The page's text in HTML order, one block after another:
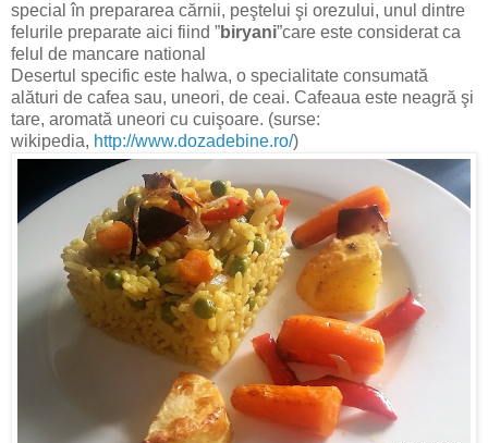
special în prepararea cărnii, peştelui şi orezului, unul dintre
felurile preparate aici fiind ”biryani”care este considerat ca
felul de mancare national
Desertul specific este halwa, o specialitate consumată
alături de cafea sau, uneori, de ceai. Cafeaua este neagră şi
tare, aromată uneori cu cuişoare. (surse:
wikipedia, http://www.dozadebine.ro/)